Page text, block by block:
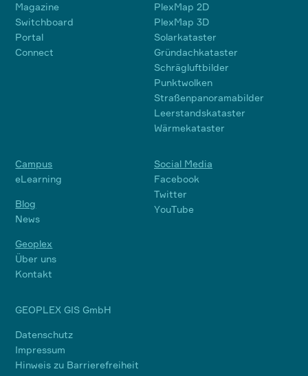
Magazine
Switchboard
Portal
Connect
PlexMap 2D
PlexMap 3D
Solarkataster
Gründachkataster
Schrägluftbilder
Punktwolken
Straßenpanoramabilder
Leerstandskataster
Wärmekataster
Campus
eLearning
Blog
News
Geoplex
Über uns
Kontakt
Social Media
Facebook
Twitter
YouTube
GEOPLEX GIS GmbH
Datenschutz
Impressum
Hinweis zu Barrierefreiheit